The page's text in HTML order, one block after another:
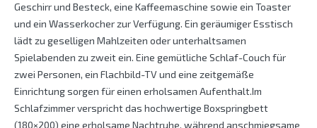
Geschirr und Besteck, eine Kaffeemaschine sowie ein Toaster
und ein Wasserkocher zur Verfügung. Ein geräumiger Esstisch
lädt zu geselligen Mahlzeiten oder unterhaltsamen
Spielabenden zu zweit ein. Eine gemütliche Schlaf-Couch für
zwei Personen, ein Flachbild-TV und eine zeitgemäße
Einrichtung sorgen für einen erholsamen Aufenthalt.Im
Schlafzimmer verspricht das hochwertige Boxspringbett
(180×200) eine erholsame Nachtruhe, während anschmiegsame